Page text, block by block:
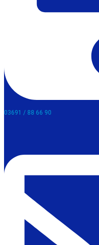
03691 / 88 66 90​